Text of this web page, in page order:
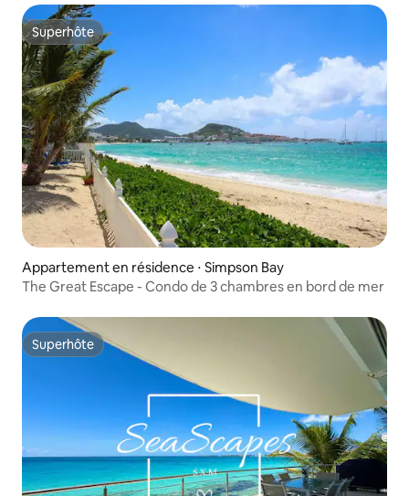
Superhôte
Superhôte
Appartement en résidence ⋅ Simpson Bay
The Great Escape - Condo de 3 chambres en bord de mer
Superhôte
Superhôte